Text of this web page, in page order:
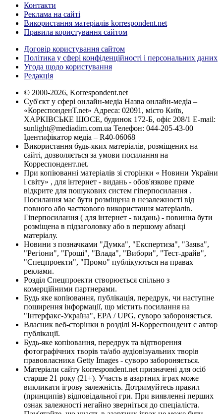
Контакти
Реклама на сайті
Використання матеріалів korrespondent.net
Правила користування сайтом
Договір користування сайтом
Політика у сфері конфіденційності і персональних даних
Угода щодо користування
Редакція
© 2000-2026, Korrespondent.net
Суб'єкт у сфері онлайн-медіа Назва онлайн-медіа –
«КореспонденТ.net» Адреса: 02091, місто Київ,
ХАРКІВСЬКЕ ШОСЕ, будинок 172-Б, офіс 208/1 E-mail:
sunlight@mediadim.com.ua Телефон: 044-205-43-00
Ідентифікатор медіа – R40-06068
Використання будь-яких матеріалів, розміщених на
сайті, дозволяється за умови посилання на
Корреспондент.net.
При копіюванні матеріалів зі сторінки « Новини України
і світу» , для інтернет - видань - обов'язкове пряме
відкрите для пошукових систем гіперпосилання .
Посилання має бути розміщена в незалежності від
повного або часткового використання матеріалів.
Гіперпосилання ( для інтернет - видань) - повинна бути
розміщена в підзаголовку або в першому абзаці
матеріалу.
Новини з позначками "Думка", "Експертиза", "Заява",
"Регіони", "Гроші", "Влада", "Вибори", "Тест-драйв",
"Спецпроекти", "Промо" публікуються на правах
реклами.
Розділ Спецпроекти створюється спільно з
комерційними партнерами.
Будь яке копіювання, публікація, передрук, чи наступне
поширення інформації, що містить посилання на
"Інтерфакс-Україна", EPA / UPG, суворо забороняється.
Власник веб-сторінки в розділі Я-Корреспондент є автор
публікації.
Будь-яке копіювання, передрук та відтворення
фотографічних творів та/або аудіовізуальних творів
правовласника Getty Images - суворо забороняється.
Матеріали сайту korrespondent.net призначені для осіб
старше 21 року (21+). Участь в азартних іграх може
викликати ігрову залежність. Дотримуйтесь правил
(принципів) відповідальної гри. При виявленні перших
ознак залежності негайно зверніться до спеціаліста.